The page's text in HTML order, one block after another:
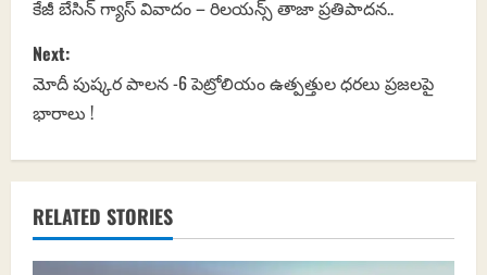
o
s
t
n
a
v
కేజీ బేసిన్ గ్యాస్ వివాదం – రిలయన్స్ తాజా ప్రతిపాదన..
Next:
మోదీ పుష్కర పాలన -6 పెట్రోలియం ఉత్పత్తుల ధరలు ప్రజలపై
భారాలు !
RELATED STORIES